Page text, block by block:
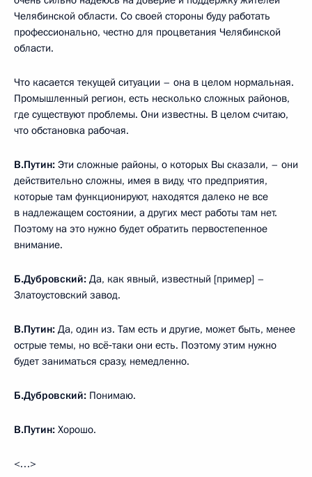
Челябинской области. Со своей стороны буду работать
профессионально, честно для процветания Челябинской
области.
Что касается текущей ситуации – она в целом нормальная.
Промышленный регион, есть несколько сложных районов,
где существуют проблемы. Они известны. В целом считаю,
что обстановка рабочая.
В.Путин: Эти сложные районы, о которых Вы сказали, – они
действительно сложны, имея в виду, что предприятия,
которые там функционируют, находятся далеко не все
в надлежащем состоянии, а других мест работы там нет.
Поэтому на это нужно будет обратить первостепенное
внимание.
Б.Дубровский: Да, как явный, известный [пример] –
Златоустовский завод.
В.Путин: Да, один из. Там есть и другие, может быть, менее
острые темы, но всё‑таки они есть. Поэтому этим нужно
будет заниматься сразу, немедленно.
Б.Дубровский: Понимаю.
В.Путин: Хорошо.
<…>